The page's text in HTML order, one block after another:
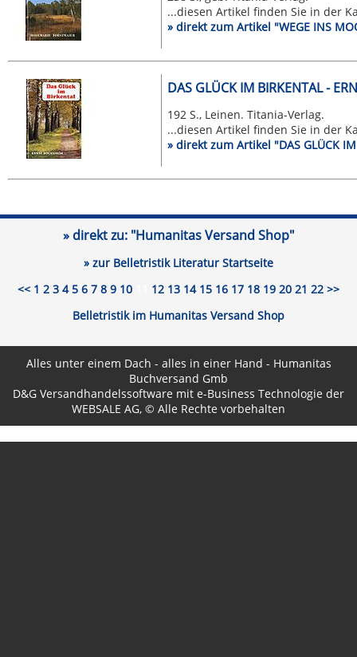
...diesen Artikel finden Sie in der
» direkt zum Artikel "WEGE INS
DAS GLÜCK IM BIRKENTAL -
192 S., Leinen. Titania-Verlag.
...diesen Artikel finden Sie in der
» direkt zum Artikel "DAS GLÜCK IM
» direkt zu: "Humanitas Versand Shop"
» zur Belletristik Literatur Startseite
<< 1 2 3 4 5 6 7 8 9 10 12 13 14 15 16 17 18 19 20 21 22 >>
Belletristik im Humanitas Versand Shop
Alles unter einem Dach - alles in einer Hand - Humanitas
Buchversand Gmb
D&G Versandhandelssoftware mit e-Business Technologie der
WEBSALE AG, © Alle Rechte vorbehalten